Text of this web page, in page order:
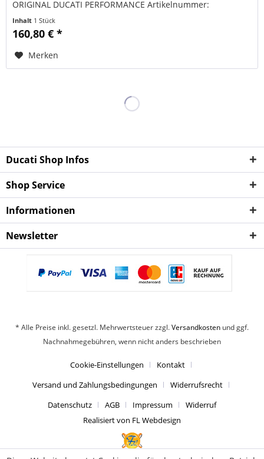
ORIGINAL DUCATI PERFORMANCE Artikelnummer:
Inhalt 1 Stück
160,80 € *
Merken
Ducati Shop Infos
Shop Service
Informationen
Newsletter
* Alle Preise inkl. gesetzl. Mehrwertsteuer zzgl.Versandkosten und ggf.
Nachnahmegebühren, wenn nicht anders beschrieben
Cookie-Einstellungen
Kontakt
Versand und Zahlungsbedingungen
Widerrufsrecht
Datenschutz
AGB Impressum
Widerruf
Realisiert von FL Webdesign